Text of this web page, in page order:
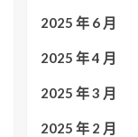
2025 年 6 月
2025 年 4 月
2025 年 3 月
2025 年 2 月